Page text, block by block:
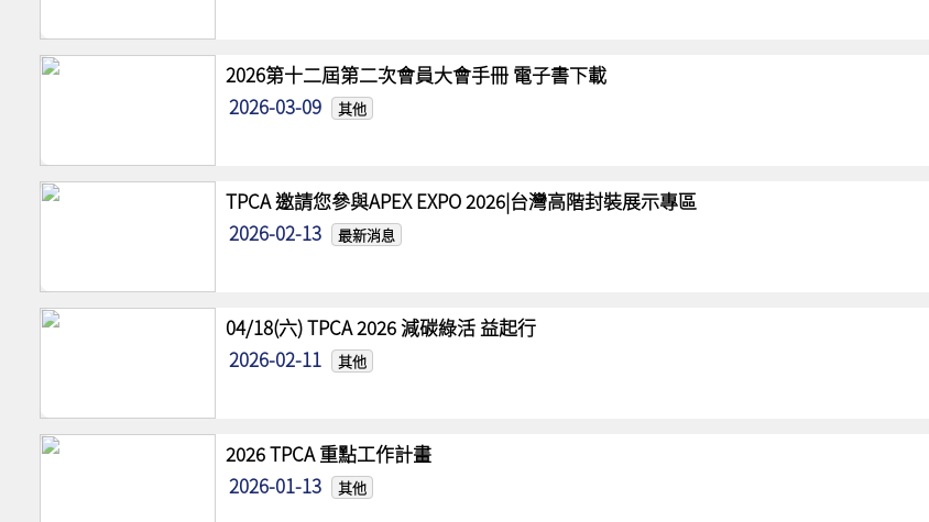
2026第十二屆第二次會員大會手冊 電子書下載
2026-03-09
其他
TPCA 邀請您參與APEX EXPO 2026|台灣高階封裝展示專區
2026-02-13
最新消息
04/18(六) TPCA 2026 減碳綠活 益起行
2026-02-11
其他
2026 TPCA 重點工作計畫
2026-01-13
其他